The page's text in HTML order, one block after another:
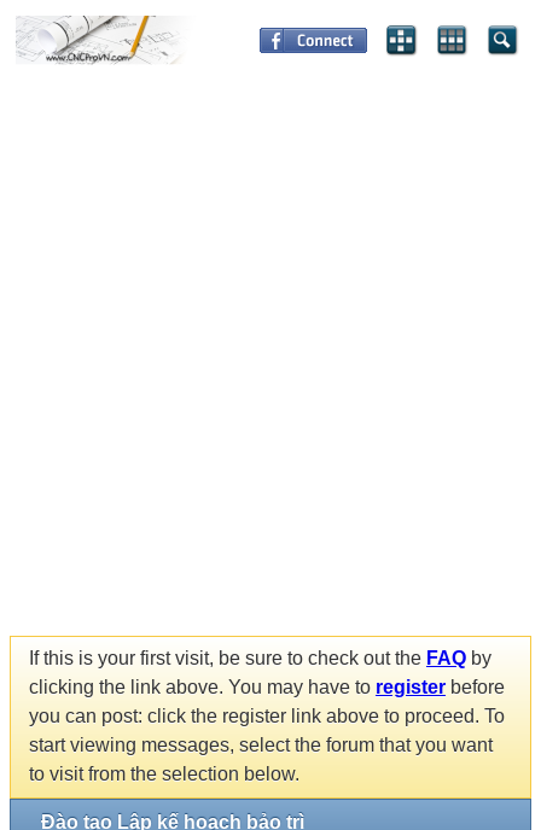
If this is your first visit, be sure to check out the FAQ by
clicking the link above. You may have to register before
you can post: click the register link above to proceed. To
start viewing messages, select the forum that you want
to visit from the selection below.
Đào tạo Lập kế hoạch bảo trì